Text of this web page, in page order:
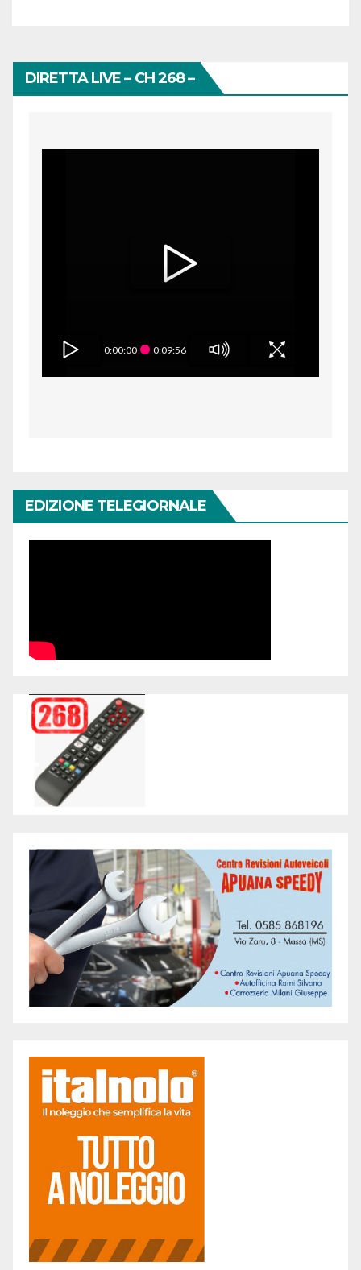
DIRETTA LIVE – CH 268 –
0:00:00 0:09:56
EDIZIONE TELEGIORNALE